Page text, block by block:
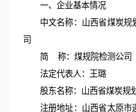
一、 企业基本情况
中文名称：山西省煤炭规
司
简
称：煤规院检测公司
法定代表人：
王璐
股东名称： 山西省煤炭规
注册地址：山西省太原市